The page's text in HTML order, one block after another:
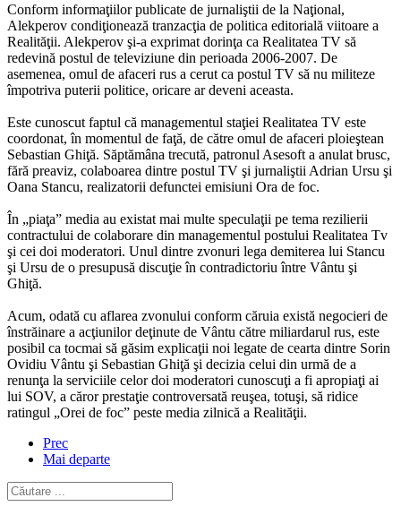
Conform informaţiilor publicate de jurnaliştii de la Naţional,
Alekperov condiţionează tranzacţia de politica editorială viitoare a
Realităţii. Alekperov şi-a exprimat dorinţa ca Realitatea TV să
redevină postul de televiziune din perioada 2006-2007. De
asemenea, omul de afaceri rus a cerut ca postul TV să nu militeze
împotriva puterii politice, oricare ar deveni aceasta.
Este cunoscut faptul că managementul staţiei Realitatea TV este
coordonat, în momentul de faţă, de către omul de afaceri ploieştean
Sebastian Ghiţă. Săptămâna trecută, patronul Asesoft a anulat brusc,
fără preaviz, colaboarea dintre postul TV şi jurnaliştii Adrian Ursu şi
Oana Stancu, realizatorii defunctei emisiuni Ora de foc.
În „piaţa” media au existat mai multe speculaţii pe tema rezilierii
contractului de colaborare din managementul postului Realitatea Tv
şi cei doi moderatori. Unul dintre zvonuri lega demiterea lui Stancu
şi Ursu de o presupusă discuţie în contradictoriu între Vântu şi
Ghiţă.
Acum, odată cu aflarea zvonului conform căruia există negocieri de
înstrăinare a acţiunilor deţinute de Vântu către miliardarul rus, este
posibil ca tocmai să găsim explicaţii noi legate de cearta dintre Sorin
Ovidiu Vântu şi Sebastian Ghiţă şi decizia celui din urmă de a
renunţa la serviciile celor doi moderatori cunoscuţi a fi apropiaţi ai
lui SOV, a căror prestaţie controversată reuşea, totuşi, să ridice
ratingul „Orei de foc” peste media zilnică a Realităţii.
Prec
Mai departe